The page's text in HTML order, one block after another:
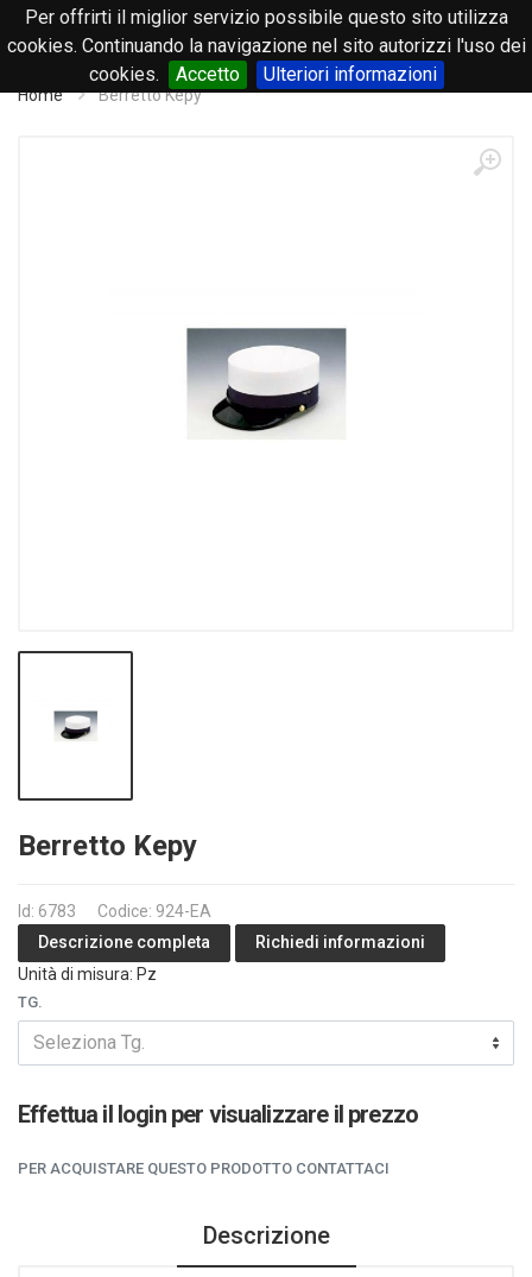
Per offrirti il miglior servizio possibile questo sito utilizza
cookies. Continuando la navigazione nel sito autorizzi l'uso dei
cookies.
Accetto Ulteriori informazioni
0
Home Berretto Kepy
Berretto Kepy
Id: 6783
Codice: 924-EA
Descrizione completa
Richiedi informazioni
Unità di misura: Pz
TG.
Seleziona Tg.
Effettua il login per visualizzare il prezzo
PER ACQUISTARE QUESTO PRODOTTO CONTATTACI
Descrizione